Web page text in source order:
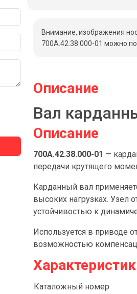
Внимание, изображения
700А.42.38.000-01 можно
Описание
Вал
Описание
700А.42.38.000-01 —
передачи крутящего
Карданный вал
высоких нагрузках. Узел
устойчивостью к
Используется в приводе
возможностью
Каталожный номер